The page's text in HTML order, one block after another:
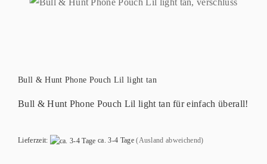
Bull & Hunt Phone Pouch Lil light tan
Bull & Hunt Phone Pouch Lil light tan für einfach überall!
Lieferzeit: ca. 3-4 Tage (Ausland abweichend)